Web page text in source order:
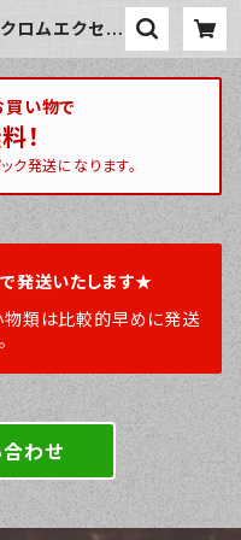
ロムエクセル
い物で
！
ク発送になります。
発送いたします★
物類は比較的早めに発送
わせ